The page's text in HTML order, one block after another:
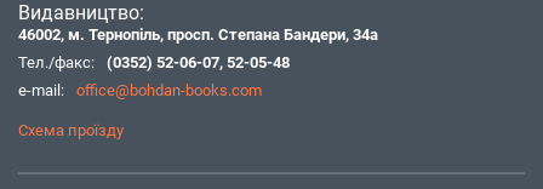
Видавництво:
46002, м. Тернопіль, просп. Степана Бандери, 34а
Тел./факс:
(0352) 52-06-07, 52-05-48
e-mail:
office@bohdan-books.com
Схема проїзду